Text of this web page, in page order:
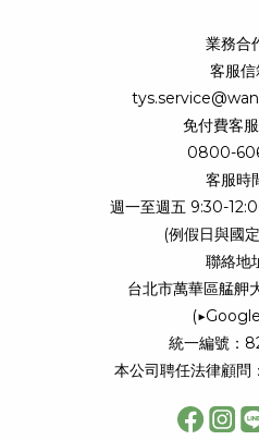
業務合
客服信
免付費客服
0800-
客服時
週一至週五 9:30-
(例假日與國
聯絡地
台北市萬華區艋舺
(
統一編號：
本公司聘任法律顧問